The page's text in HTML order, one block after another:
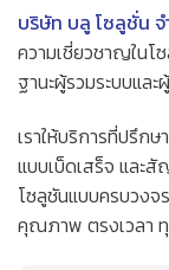
บริษัท บลู โซลูชั่น
ความเชี่ยวชาญในโ
ฐานะผู้รวมระบบแล
เราให้บริการที่ปรึก
แบบเบ็ดเสร็จ และ
โซลูชันแบบครบวงจ
คุณภาพ ตรงเวลา ทุ